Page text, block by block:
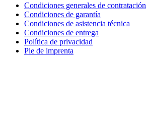
Condiciones generales de contratación
Condiciones de garantía
Condiciones de asistencia técnica
Condiciones de entrega
Política de privacidad
Pie de imprenta